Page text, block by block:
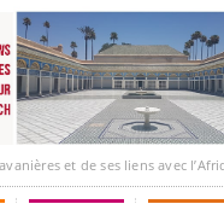
avec l’Afrique de l’Ouest, grâce